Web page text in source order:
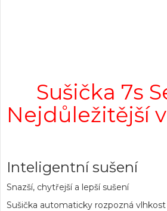
Sušička 7s
Nejdůležitější
Inteligentní sušení
Snazší, chytřejší a lepší sušení
Sušička automaticky rozpozná vlhkost